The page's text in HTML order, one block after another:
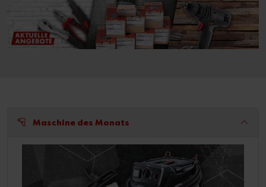
Maschine des Monats